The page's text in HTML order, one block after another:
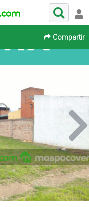
Compartir